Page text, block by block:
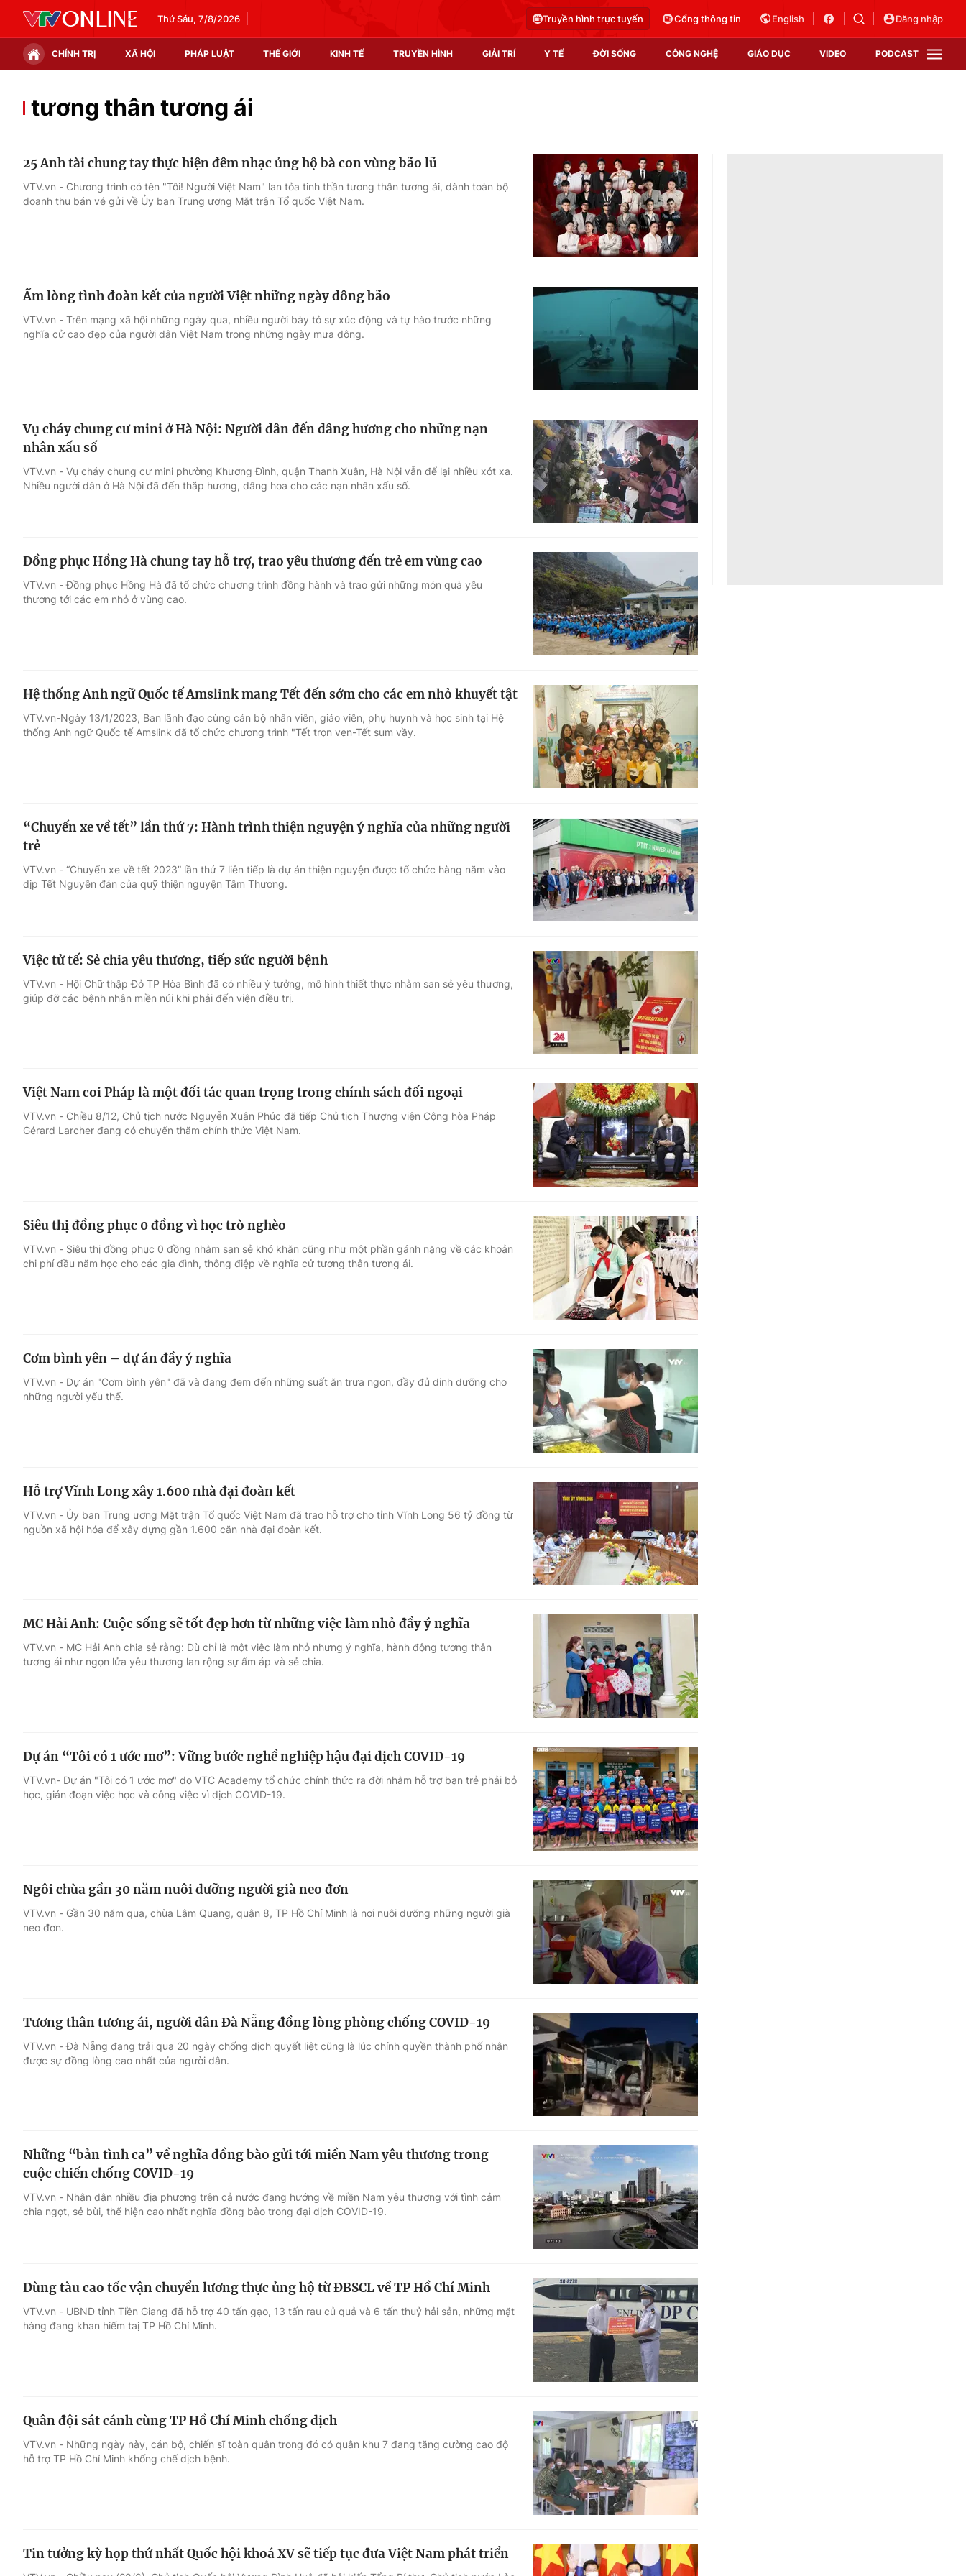
Thứ Sáu, 7/8/2026 Truyền hình trực tuyến Cổng thông tin English Đăng nhập
CHÍNH TRỊ XÃ HỘI PHÁP LUẬT THẾ GIỚI KINH TẾ TRUYỀN HÌNH GIẢI TRÍ Y TẾ ĐỜI SỐNG CÔNG NGHỆ GIÁO DỤC VIDEO PODCAST
Thế giới đó đây
Thị trường
Video
Shorts video
Podcast
EMagazine
Photo
Infographic
Góc ảnh
Điện ảnh
Âm nhạc
Sao
Du lịch
Chất lượng cuộc sống
Tuyển sinh
Công nghệ
Hitech Công nghệ tương lai
Sản phẩm
Thị trường
Tư vấn
VTV Sức khoẻ
tương thân tương ái
25 Anh tài chung tay thực hiện đêm nhạc ủng hộ bà con vùng bão lũ
VTV.vn - Chương trình có tên "Tôi! Người Việt Nam" lan tỏa tinh thần tương thân tương ái, dành toàn bộ
doanh thu bán vé gửi về Ủy ban Trung ương Mặt trận Tổ quốc Việt Nam.
Ấm lòng tình đoàn kết của người Việt những ngày dông bão
VTV.vn - Trên mạng xã hội những ngày qua, nhiều người bày tỏ sự xúc động và tự hào trước những
nghĩa cử cao đẹp của người dân Việt Nam trong những ngày mưa dông.
Vụ cháy chung cư mini ở Hà Nội: Người dân đến dâng hương cho những nạn
nhân xấu số
VTV.vn - Vụ cháy chung cư mini phường Khương Đình, quận Thanh Xuân, Hà Nội vẫn để lại nhiều xót xa.
Nhiều người dân ở Hà Nội đã đến thắp hương, dâng hoa cho các nạn nhân xấu số.
Đồng phục Hồng Hà chung tay hỗ trợ, trao yêu thương đến trẻ em vùng cao
VTV.vn - Đồng phục Hồng Hà đã tổ chức chương trình đồng hành và trao gửi những món quà yêu
thương tới các em nhỏ ở vùng cao.
Hệ thống Anh ngữ Quốc tế Amslink mang Tết đến sớm cho các em nhỏ khuyết tật
VTV.vn-Ngày 13/1/2023, Ban lãnh đạo cùng cán bộ nhân viên, giáo viên, phụ huynh và học sinh tại Hệ
thống Anh ngữ Quốc tế Amslink đã tổ chức chương trình "Tết trọn vẹn-Tết sum vầy.
“Chuyến xe về tết” lần thứ 7: Hành trình thiện nguyện ý nghĩa của những người
trẻ
VTV.vn - “Chuyến xe về tết 2023” lần thứ 7 liên tiếp là dự án thiện nguyện được tổ chức hàng năm vào
dịp Tết Nguyên đán của quỹ thiện nguyện Tâm Thương.
Việc tử tế: Sẻ chia yêu thương, tiếp sức người bệnh
VTV.vn - Hội Chữ thập Đỏ TP Hòa Bình đã có nhiều ý tưởng, mô hình thiết thực nhằm san sẻ yêu thương,
giúp đỡ các bệnh nhân miền núi khi phải đến viện điều trị.
Việt Nam coi Pháp là một đối tác quan trọng trong chính sách đối ngoại
VTV.vn - Chiều 8/12, Chủ tịch nước Nguyễn Xuân Phúc đã tiếp Chủ tịch Thượng viện Cộng hòa Pháp
Gérard Larcher đang có chuyến thăm chính thức Việt Nam.
Siêu thị đồng phục 0 đồng vì học trò nghèo
VTV.vn - Siêu thị đồng phục 0 đồng nhằm san sẻ khó khăn cũng như một phần gánh nặng về các khoản
chi phí đầu năm học cho các gia đình, thông điệp về nghĩa cử tương thân tương ái.
Cơm bình yên – dự án đầy ý nghĩa
VTV.vn - Dự án "Cơm bình yên" đã và đang đem đến những suất ăn trưa ngon, đầy đủ dinh dưỡng cho
những người yếu thế.
Hỗ trợ Vĩnh Long xây 1.600 nhà đại đoàn kết
VTV.vn - Ủy ban Trung ương Mặt trận Tổ quốc Việt Nam đã trao hỗ trợ cho tỉnh Vĩnh Long 56 tỷ đồng từ
nguồn xã hội hóa để xây dựng gần 1.600 căn nhà đại đoàn kết.
MC Hải Anh: Cuộc sống sẽ tốt đẹp hơn từ những việc làm nhỏ đầy ý nghĩa
VTV.vn - MC Hải Anh chia sẻ rằng: Dù chỉ là một việc làm nhỏ nhưng ý nghĩa, hành động tương thân
tương ái như ngọn lửa yêu thương lan rộng sự ấm áp và sẻ chia.
Dự án “Tôi có 1 ước mơ”: Vững bước nghề nghiệp hậu đại dịch COVID-19
VTV.vn- Dự án "Tôi có 1 ước mơ" do VTC Academy tổ chức chính thức ra đời nhằm hỗ trợ bạn trẻ phải bỏ
học, gián đoạn việc học và công việc vì dịch COVID-19.
Ngôi chùa gần 30 năm nuôi dưỡng người già neo đơn
VTV.vn - Gần 30 năm qua, chùa Lâm Quang, quận 8, TP Hồ Chí Minh là nơi nuôi dưỡng những người già
neo đơn.
Tương thân tương ái, người dân Đà Nẵng đồng lòng phòng chống COVID-19
VTV.vn - Đà Nẵng đang trải qua 20 ngày chống dịch quyết liệt cũng là lúc chính quyền thành phố nhận
được sự đồng lòng cao nhất của người dân.
Những “bản tình ca” về nghĩa đồng bào gửi tới miền Nam yêu thương trong
cuộc chiến chống COVID-19
VTV.vn - Nhân dân nhiều địa phương trên cả nước đang hướng về miền Nam yêu thương với tình cảm
chia ngọt, sẻ bùi, thể hiện cao nhất nghĩa đồng bào trong đại dịch COVID-19.
Dùng tàu cao tốc vận chuyển lương thực ủng hộ từ ĐBSCL về TP Hồ Chí Minh
VTV.vn - UBND tỉnh Tiền Giang đã hỗ trợ 40 tấn gạo, 13 tấn rau củ quả và 6 tấn thuỷ hải sản, những mặt
hàng đang khan hiếm taị TP Hồ Chí Minh.
Quân đội sát cánh cùng TP Hồ Chí Minh chống dịch
VTV.vn - Những ngày này, cán bộ, chiến sĩ toàn quân trong đó có quân khu 7 đang tăng cường cao độ
hỗ trợ TP Hồ Chí Minh khống chế dịch bệnh.
Tin tưởng kỳ họp thứ nhất Quốc hội khoá XV sẽ tiếp tục đưa Việt Nam phát triển